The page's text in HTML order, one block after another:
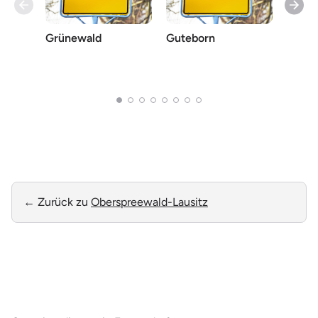
Grünewald Guteborn
← Zurück zu Oberspreewald-Lausitz